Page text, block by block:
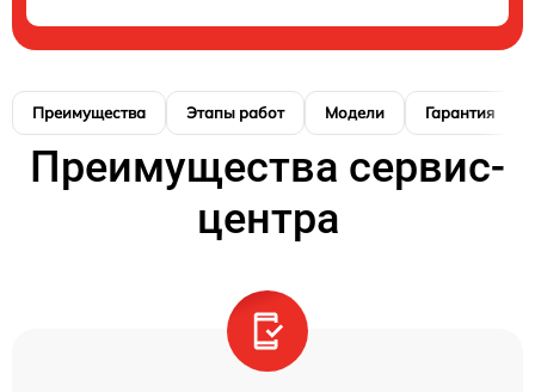
Преимущества Этапы работ Модели Гарантия
Преимущества сервис-
центра